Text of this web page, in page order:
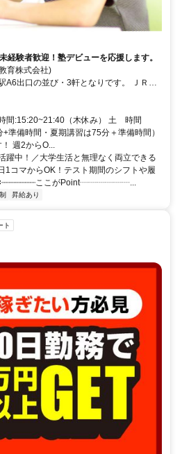
経験者歓迎！塾デビューを応援します。
育株式会社)
行（亀21）、葛西橋行き（亀24）、東
間:15:20~21:40（木休み） 土 時間
準備時間・夏期講習は75分＋準備時間）
週2からO...
躍中！／大学生活と無理なく両立できる
1コマからOK！テスト期間のシフトや履
✼┈┈┈┈┈┈┈ここがPoint┈┈┈┈┈┈...
昇給あり
ト